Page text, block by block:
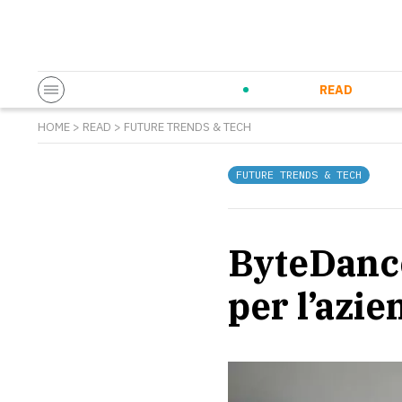
READ
HOME > READ > FUTURE TRENDS & TECH
FUTURE TRENDS & TECH
per